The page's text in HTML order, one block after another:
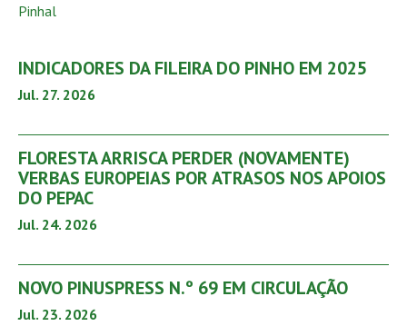
Pinhal
INDICADORES DA FILEIRA DO PINHO EM 2025
Jul. 27. 2026
FLORESTA ARRISCA PERDER (NOVAMENTE)
VERBAS EUROPEIAS POR ATRASOS NOS APOIOS
DO PEPAC
Jul. 24. 2026
NOVO PINUSPRESS N.º 69 EM CIRCULAÇÃO
Jul. 23. 2026